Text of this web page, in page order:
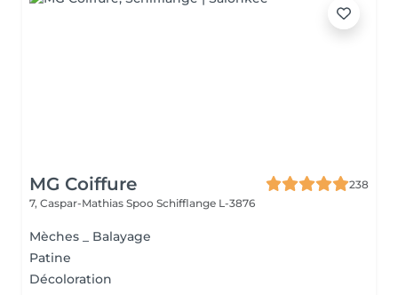
MG Coiffure
238
7, Caspar-Mathias Spoo Schifflange L-3876
Mèches _ Balayage
Patine
Décoloration